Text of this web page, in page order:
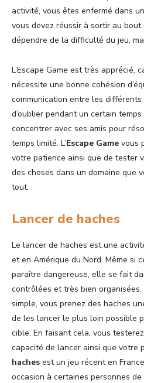
activité, vous êtes enfermé dans
vous devez réussir à sortir au bout
dépendre de la difficulté du jeu,
L’Escape Game est très apprécié,
nécessite une bonne cohésion
communication entre les différents
d’oublier pendant un certain
concentrer avec ses amis pour
temps limité. L’Escape Game vous
votre patience ainsi que de tester
des choses dans un domaine que
tout.
Lancer de haches
Le lancer de haches est une
et en Amérique du Nord. Même si
paraître dangereuse, elle se fait
contrôlées et très bien
simple, vous prenez des haches
de les lancer le plus loin possible
cible. En faisant cela, vous
capacité de lancer ainsi que votre
haches est un jeu récent en
occasion à certaines personnes de